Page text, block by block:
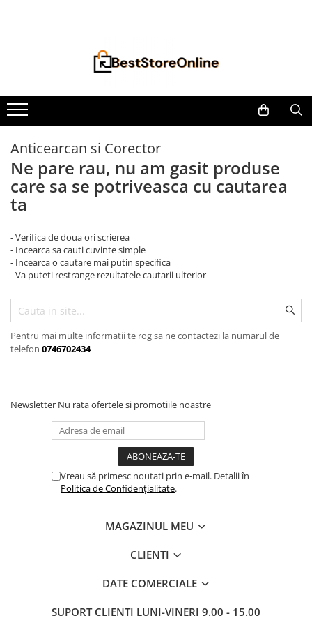
Accesorii aparate climatizare
Accesorii console gaming
Accesorii si Piese Aspiratoare
Aspiratoare Universale
Dyson
iRobot Roomba
Karcher Parkside
Tefal Rowenta X-Force Flex
Xiaomi Roborock
Aspiratoare
Auto Moto
Accesorii auto interioare
Aspiratoare Auto
Casa, Gradina & Bricolaj
Accesorii mese si scaune
Accesorii prize si intrerupatoare
Clesti si Patenti
Frapiere si Clesti Gheata
Anticearcan si Corector
Ne pare rau, nu am gasit produse
care sa se potriveasca cu cautarea
ta
- Verifica de doua ori scrierea
- Incearca sa cauti cuvinte simple
- Incearca o cautare mai putin specifica
- Va puteti restrange rezultatele cautarii ulterior
Pentru mai multe informatii te rog sa ne contactezi la numarul de
telefon 0746702434
Newsletter Nu rata ofertele si promotiile noastre
Vreau să primesc noutati prin e-mail. Detalii în
Politica de Confidențialitate.
MAGAZINUL MEU
CLIENTI
DATE COMERCIALE
SUPORT CLIENTI LUNI-VINERI 9.00 - 15.00